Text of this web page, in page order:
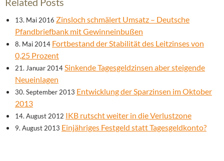
13. Mai 2016 Zinsloch schmälert Umsatz – Deutsche
Pfandbriefbank mit Gewinneinbußen
8. Mai 2014 Fortbestand der Stabilität des Leitzinses von
0,25 Prozent
21. Januar 2014Sinkende Tagesgeldzinsen aber steigende
Neueinlagen
30. September 2013 Entwicklung der Sparzinsen im Oktober
2013
14. August 2012 IKB rutscht weiter in die Verlustzone
9. August 2013 Einjähriges Festgeld statt Tagesgeldkonto?